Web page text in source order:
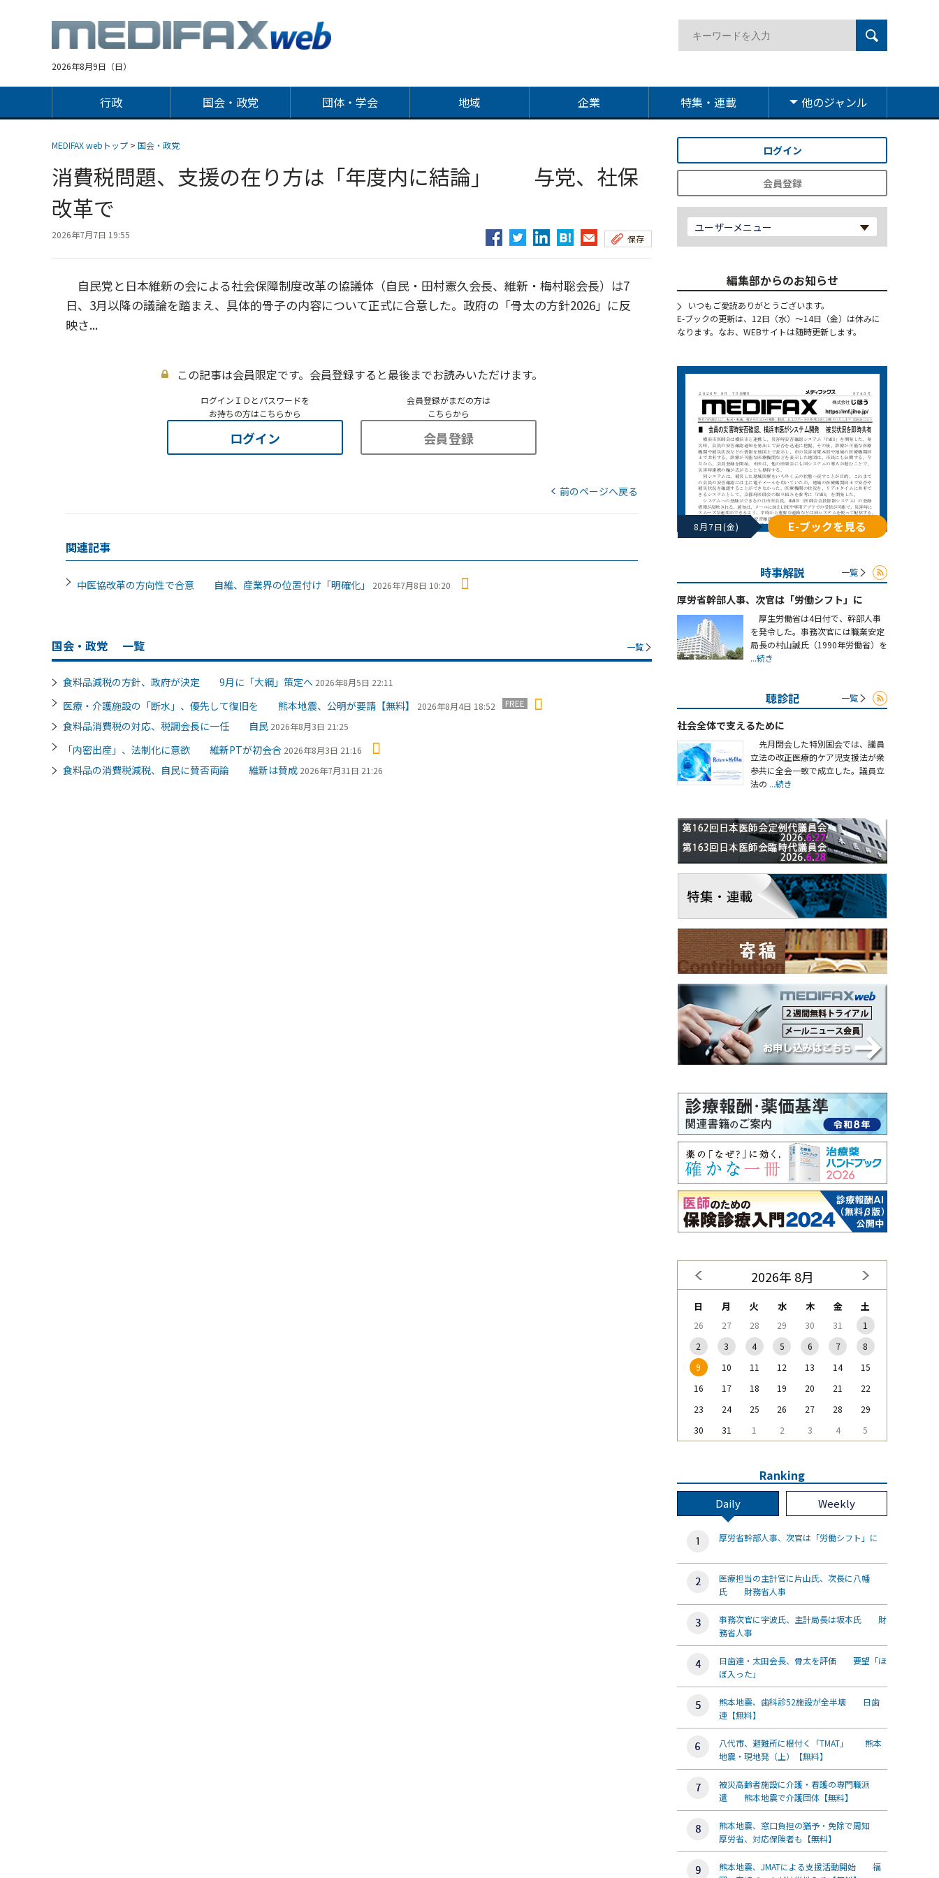
2026年8月9日（日）
行政 国会・政党 団体・学会 地域 企業 特集・連載 他のジャンル
MEDIFAX webトップ > 国会・政党
消費税問題、支援の在り方は「年度内に結論」 与党、社保
改革で
2026年7月7日 19:55 保存
自民党と日本維新の会による社会保障制度改革の協議体（自民・田村憲久会長、維新・梅村聡会長）は7
日、3月以降の議論を踏まえ、具体的骨子の内容について正式に合意した。政府の「骨太の方針2026」に反
映さ...
この記事は会員限定です。会員登録すると最後までお読みいただけます。
ログインＩＤとパスワードを
お持ちの方はこちらから
ログイン
会員登録がまだの方は
こちらから
会員登録
前のページへ戻る
関連記事
中医協改革の方向性で合意 自維、産業界の位置付け「明確化」 2026年7月8日 10:20
国会・政党 一覧 一覧
食料品減税の方針、政府が決定 9月に「大綱」策定へ 2026年8月5日 22:11
医療・介護施設の「断水」、優先して復旧を 熊本地震、公明が要請【無料】 2026年8月4日 18:52 FREE
食料品消費税の対応、税調会長に一任 自民 2026年8月3日 21:25
「内密出産」、法制化に意欲 維新PTが初会合 2026年8月3日 21:16
食料品の消費税減税、自民に賛否両論 維新は賛成 2026年7月31日 21:26
ログイン
会員登録
ユーザーメニュー
編集部からのお知らせ
いつもご愛読ありがとうございます。
E-ブックの更新は、12日（水）～14日（金）は休みに
なります。なお、WEBサイトは随時更新します。
8月7日(金) E-ブックを見る
時事解説 一覧
厚労省幹部人事、次官は「労働シフト」に
厚生労働省は4日付で、幹部人事
を発令した。事務次官には職業安定
局長の村山誠氏（1990年労働省）を
...続き
聴診記 一覧
社会全体で支えるために
先月閉会した特別国会では、議員
立法の改正医療的ケア児支援法が衆
参共に全会一致で成立した。議員立
法の ...続き
2026年 8月
日 月 火 水 木 金 土
26 27 28 29 30 31
1
2
3 4 5 6 7
8
9
10 11 12 13 14
15
16
17 18 19 20 21
22
23
24 25 26 27 28
29
30
31 1 2 3 4 5
Ranking
Daily Weekly
厚労省幹部人事、次官は「労働シフト」に
医療担当の主計官に片山氏、次長に八幡
氏 財務省人事
事務次官に宇波氏、主計局長は坂本氏 財
務省人事
日歯連・太田会長、骨太を評価 要望「ほ
ぼ入った」
熊本地震、歯科診52施設が全半壊 日歯
連【無料】
八代市、避難所に根付く「TMAT」 熊本
地震・現地発（上）【無料】
被災高齢者施設に介護・看護の専門職派
遣 熊本地震で介護団体【無料】
熊本地震、窓口負担の猶予・免除で周知
厚労省、対応保険者も【無料】
熊本地震、JMATによる支援活動開始 福